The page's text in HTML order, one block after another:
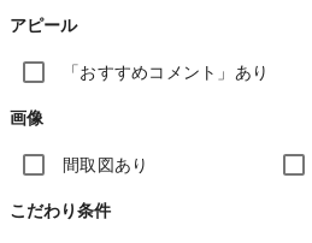
アピール
「おすすめコメント」あり
画像
間取図あり
こだわり条件